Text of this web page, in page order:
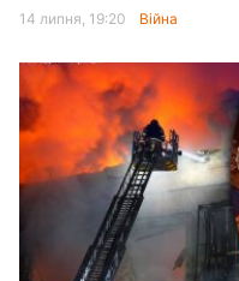
14 липня, 19:20 Війна